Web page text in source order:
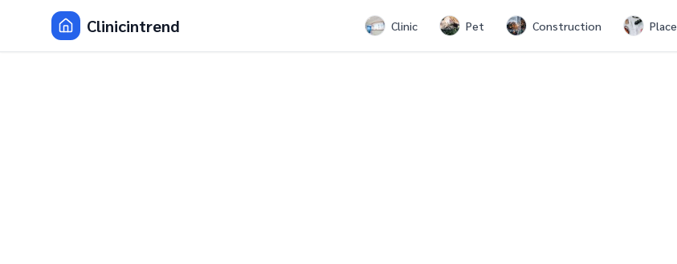
Clinicintrend Clinic Pet Construction Place